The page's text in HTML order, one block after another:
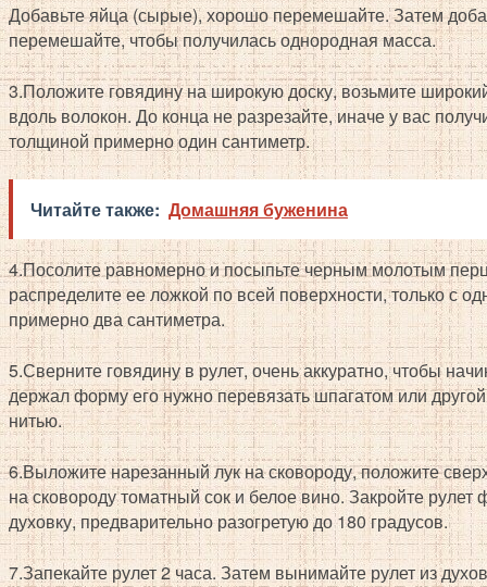
Добавьте яйца (сырые), хорошо перемешайте. Затем
перемешайте, чтобы получилась однородная масса.
3.Положите говядину на широкую доску, возьмите
вдоль волокон. До конца не разрезайте, иначе у вас
толщиной примерно один сантиметр.
Читайте также: Домашняя буженина
4.Посолите равномерно и посыпьте черным молотым
распределите ее ложкой по всей поверхности, только с
примерно два сантиметра.
5.Сверните говядину в рулет, очень аккуратно, чтобы
держал форму его нужно перевязать шпагатом или
нитью.
6.Выложите нарезанный лук на сковороду, положите
на сковороду томатный сок и белое вино. Закройте рулет
духовку, предварительно разогретую до 180 градусов.
7.Запекайте рулет 2 часа. Затем вынимайте рулет из